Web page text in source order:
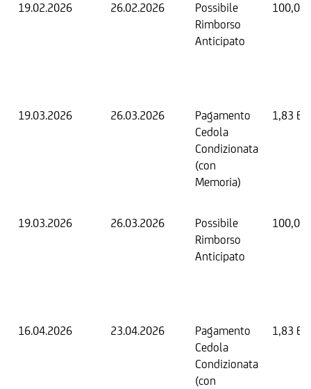
19.02.2026 26.02.2026
Possibile
Rimborso
Anticipato
100,00
19.03.2026 26.03.2026
Pagamento
Cedola
Condizionata
(con
Memoria)
1,83
19.03.2026 26.03.2026
Possibile
Rimborso
Anticipato
100,00
16.04.2026 23.04.2026
Pagamento
Cedola
Condizionata
(con
1,83